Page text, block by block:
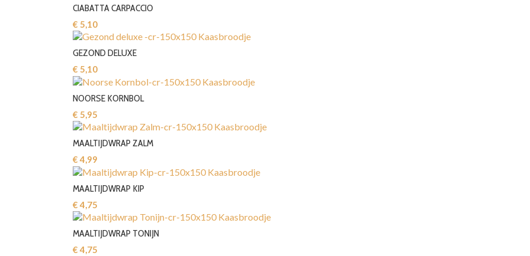
CIABATTA CARPACCIO
€ 5,10‎
GEZOND DELUXE
€ 5,10‎
NOORSE KORNBOL
€ 5,95‎
MAALTIJDWRAP ZALM
€ 4,99‎
MAALTIJDWRAP KIP
€ 4,75‎
MAALTIJDWRAP TONIJN
€ 4,75‎